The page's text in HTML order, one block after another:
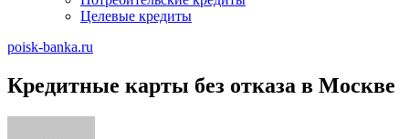
Целевые кредиты
poisk-banka.ru
Кредитные карты без отказа в Москве